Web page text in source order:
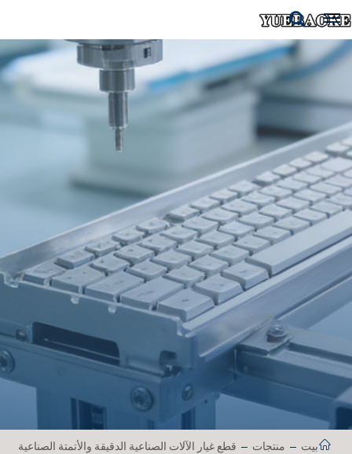
بيت منتجات قطع غيار الآلات الصناعية الدقيقة والأتمتة الصناعية